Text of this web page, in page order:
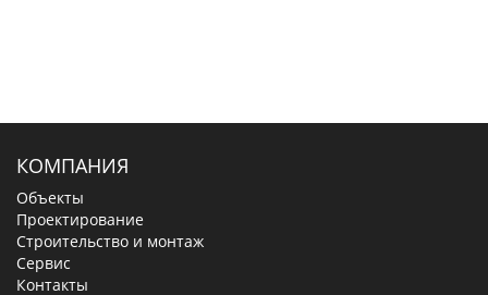
КОМПАНИЯ
Объекты
Проектирование
Строительство и монтаж
Сервис
Контакты